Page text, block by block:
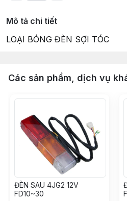
Mô tả chi tiết
LOẠI BÓNG ĐÈN SỢI TÓC
Các sản phẩm, dịch vụ
ĐÈN SAU 4JG2 12V
FD10~30